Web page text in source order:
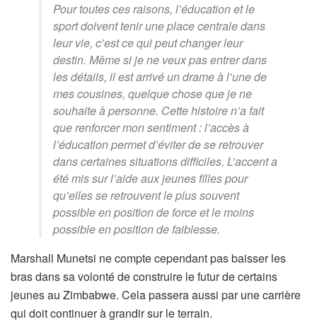
Pour toutes ces raisons, l’éducation et le
sport doivent tenir une place centrale dans
leur vie, c’est ce qui peut changer leur
destin. Même si je ne veux pas entrer dans
les détails, il est arrivé un drame à l’une de
mes cousines, quelque chose que je ne
souhaite à personne. Cette histoire n’a fait
que renforcer mon sentiment : l’accès à
l’éducation permet d’éviter de se retrouver
dans certaines situations difficiles. L’accent a
été mis sur l’aide aux jeunes filles pour
qu’elles se retrouvent le plus souvent
possible en position de force et le moins
possible en position de faiblesse.
Marshall Munetsi ne compte cependant pas baisser les
bras dans sa volonté de construire le futur de certains
jeunes au Zimbabwe. Cela passera aussi par une carrière
qui doit continuer à grandir sur le terrain.